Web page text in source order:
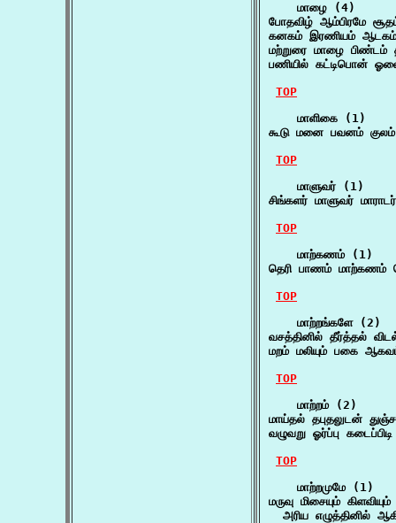
    மாழை (4)
போதவிழ் ஆம்பிரமே
கனகம் இரணியம்
மற்றுரை மாழை பிண்டம்
பணியில் கட்டிபொன்
TOP
    மாளிகை (1)
கூடு மனை பவனம்
TOP
    மாளுவர் (1)
சிங்களர் மாளுவர்
TOP
    மாற்கணம் (1)
தெரி பாணம் மாற்கணம்
TOP
    மாற்றங்களே (2)
வசத்தினில் தீர்த்தல்
மறம் மலியும் பகை
TOP
    மாற்றம் (2)
மாய்தல் தபுதலுடன்
வழுவறு ஓர்ப்பு
TOP
    மாற்றமுமே (1)
மருவு மிசையும்
அரிய எழுத்தினில்